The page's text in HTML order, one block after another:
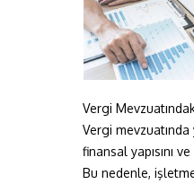
Vergi
Vergi
finansal yapısını
Bu nedenle,